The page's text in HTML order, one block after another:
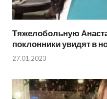
Тяжелобольную
поклонники увидят в
27.01.2023